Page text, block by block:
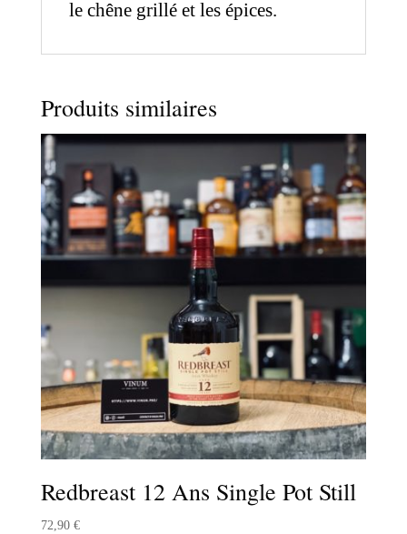
le chêne grillé et les épices.
Produits similaires
Redbreast 12 Ans Single Pot Still
72,90 €